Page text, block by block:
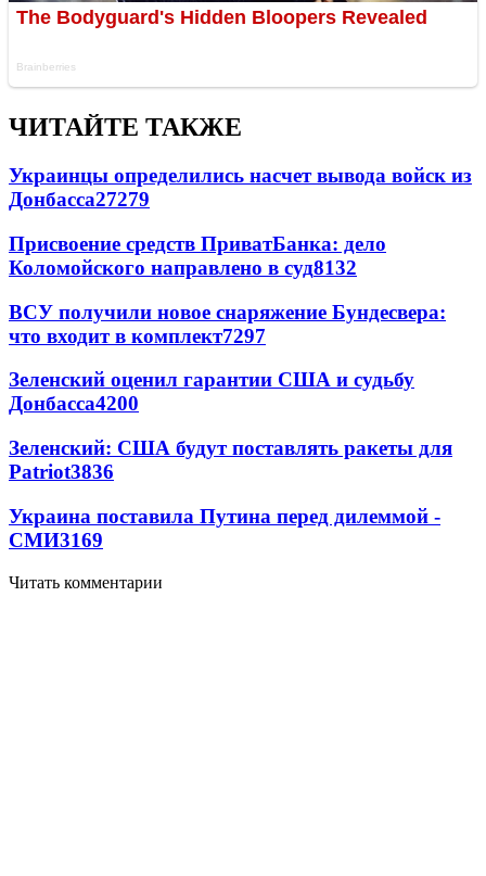
ЧИТАЙТЕ ТАКЖЕ
Украинцы определились насчет вывода войск из
Донбасса27279
Присвоение средств ПриватБанка: дело
Коломойского направлено в суд8132
ВСУ получили новое снаряжение Бундесвера:
что входит в комплект7297
Зеленский оценил гарантии США и судьбу
Донбасса4200
Зеленский: США будут поставлять ракеты для
Patriot3836
Украина поставила Путина перед дилеммой -
СМИ3169
Читать комментарии